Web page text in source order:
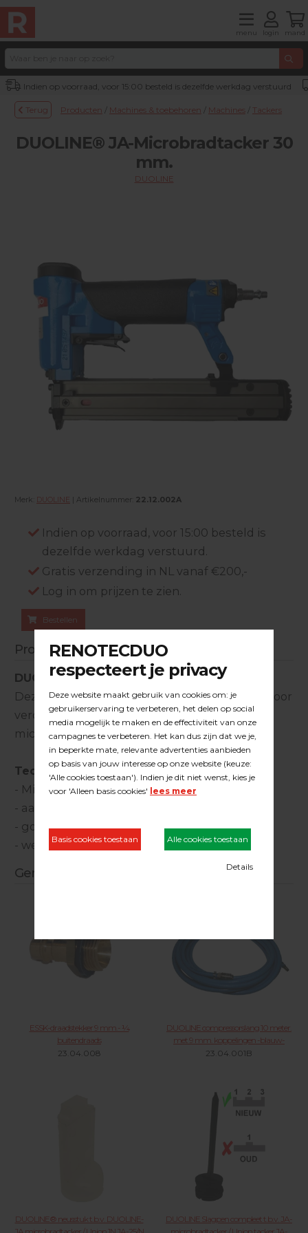
menu login mand
Indien op voorraad, voor 15:00 besteld is dezelfde werkdag verstuurd
Terug Producten / Machines & toebehoren / Machines / Tackers
DUOLINE® JA-Microbradtacker 30
mm.
DUOLINE
Merk: DUOLINE | Artikelnummer: 22.12.002A
Indien op voorraad, voor 15:00 besteld is
dezelfde werkdag verstuurd.
Gratis verzending in NL vanaf €200,-
Log in om prijzen te zien.
Bestellen
Productinformatie
DUOLINE JA-MICROBRAD TACKER
Deze microbradtacker is bij uitstek geschikt voor
verouderde vloeren. Door gebruik van
microbrads en microslagpen kleine wondjes
Technische specificaties Microbrad tacker:
- Microbrads DUOLINE® 12 t/m 30 mm
- aansluiting 9 mm. steekkoppeling
- goede doordreveling
- werkdruk 6 bar
Gerelateerde producten
ESSK-draadstekker 9 mm.- ¼
buitendraads
23.04.008
DUOLINE compressorslang 10 meter.
met 9 mm. koppelingen -blauw-
23.04.001B
DUOLINE® neusstuk t.b.v. DUOLINE-
DUOLINE Slagpen compleet t.b.v. JA-